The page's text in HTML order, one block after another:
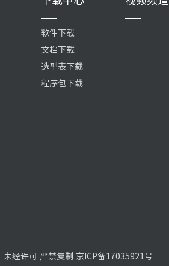
软件下载
文档下载
选型表下载
程序包下载
未经许可 严禁复制 京ICP备17035921号